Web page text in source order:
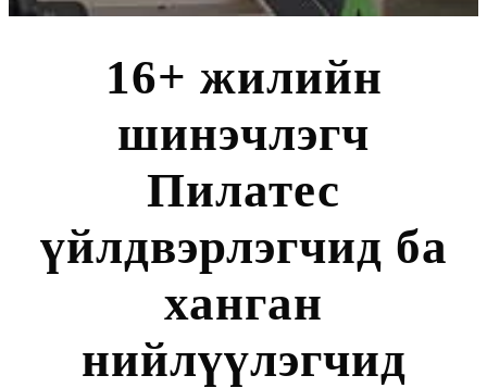
16+ жилийн
шинэчлэгч
Пилатес
үйлдвэрлэгчид ба
ханган
нийлүүлэгчид